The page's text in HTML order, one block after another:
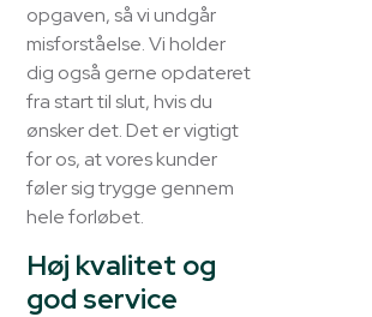
opgaven, så vi undgår
misforståelse. Vi holder
dig også gerne opdateret
fra start til slut, hvis du
ønsker det. Det er vigtigt
for os, at vores kunder
føler sig trygge gennem
hele forløbet.
Høj kvalitet og
god service